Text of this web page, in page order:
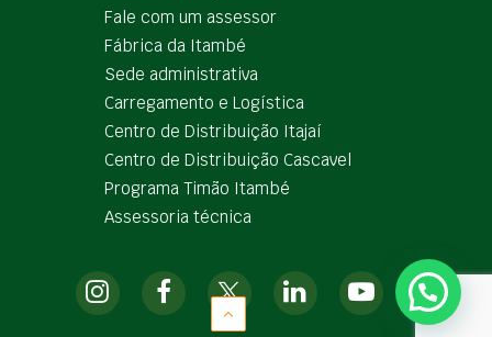
Fale com um assessor
Fábrica da Itambé
Sede administrativa
Carregamento e Logística
Centro de Distribuição Itajaí
Centro de Distribuição Cascavel
Programa Timão Itambé
Assessoria técnica